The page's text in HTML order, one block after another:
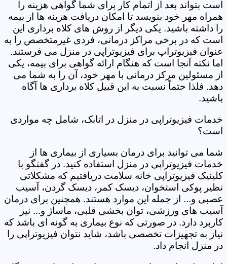
است بتواند بعد از اتمام کار برای شما گواهی هزینه را
همراه مهر خود بنویسد تا امکان دریافت هزینه ها از بیمه
را داشته باشید. یکی دیگر از روش های کلاه برداری این
است که در برخی مراکز درمانی، فردی غیرمتخصص را به
عنوان فیزیوتراپ برای فیزیوتراپی در منزل می فرستند.
اما نکته آنجا است که هنگام ارائه گواهی برای بیمه، یکی
از مسئولین مرکز درمانی با مهر خود، آن را به شما می
دهد. فلذا حتماً نسبت به این قبیل کلاه برداری ها آگاه
باشید.
خدمات فیزیوتراپی در منزل در اتابک، شامل چه مواردی
است؟
شما می توانید برای درمان بسیاری از بیماری ها از
خدمات فیزیوتراپی در منزل استفاده کنید. در گفتگو با
کلینیک فیزیوتراپی خانه سلامت دریافتیم که مشکلاتی
نظیر پوکی استخوان، دیسک کمر، دیسک گردن، آسیب
عصبی و... از جمله این موارد هستند. همچنین برای درمان
آسیب های ورزشی، توان بخشی قلبی، ماساژ و... نیز
کاربرد دارد. در صورتی که نوع بیماری به گونه ای باشد که
نیاز به تجهیزات تخصصی باشد، شاید نتوان فیزیوتراپی را
در منزل انجام داد.